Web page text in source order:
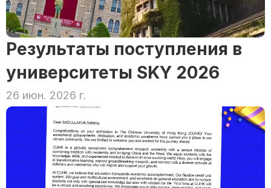
Результаты поступления в
университеты SKY 2026
26 июн. 2026 г.